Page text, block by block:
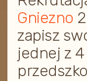
Gniezno
zapisz
jednej z